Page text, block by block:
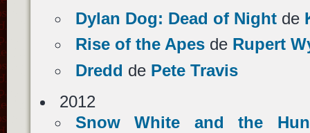
Dylan Dog: Dead of Nightde
Rise of the Apesde Rupert
Dredd de Pete Travis
2012
Snow White and the